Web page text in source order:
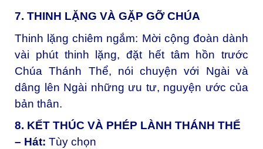
7. THINH LẶNG VÀ GẶP GỠ CHÚA
Thinh lặng chiêm ngắm: Mời cộng đoàn dành
vài phút thinh lặng, đặt hết tâm hồn trước
Chúa Thánh Thể, nói chuyện với Ngài và
dâng lên Ngài những ưu tư, nguyện ước của
bản thân.
8. KẾT THÚC VÀ PHÉP LÀNH THÁNH THỂ
– Hát: Tùy chọn